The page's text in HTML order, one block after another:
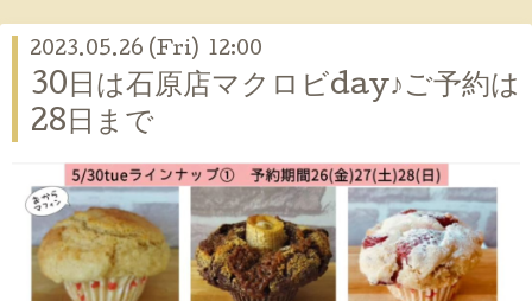
2023.05.26 (Fri) 12:00
30日は石原店マクロビday♪ご予約は
28日まで